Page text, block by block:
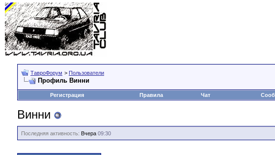
ТавроФорум > Пользователи
Профиль Винни
Регистрация Правила Чат
Винни
Последняя активность: Вчера 09:30